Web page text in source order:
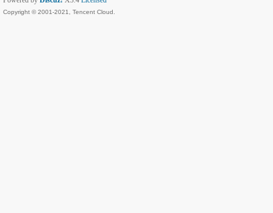
Copyright © 2001-2021, Tencent Cloud.